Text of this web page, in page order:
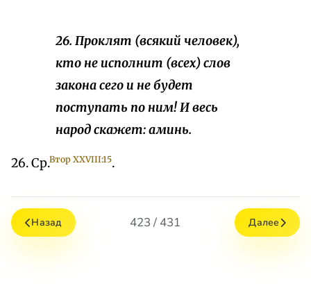
26. Проклят (всякий человек),
кто не исполнит (всех) слов
закона сего и не будет
поступать по ним! И весь
народ скажет: аминь.
26. Ср.Втор XXVIII:15.
Назад 423 / 431 Далее